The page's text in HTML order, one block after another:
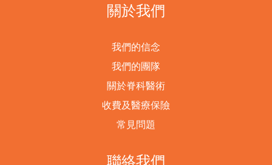
關於我們
我們的信念
我們的團隊
關於脊科醫術
收費及醫療保險
常見問題
聯絡我們